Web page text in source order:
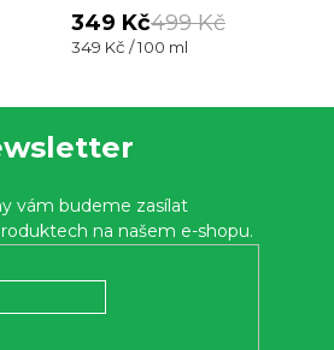
349 Kč499 Kč
Měrná
349 Kč / 100 ml
vám budeme zasílat
na našem e-shopu.